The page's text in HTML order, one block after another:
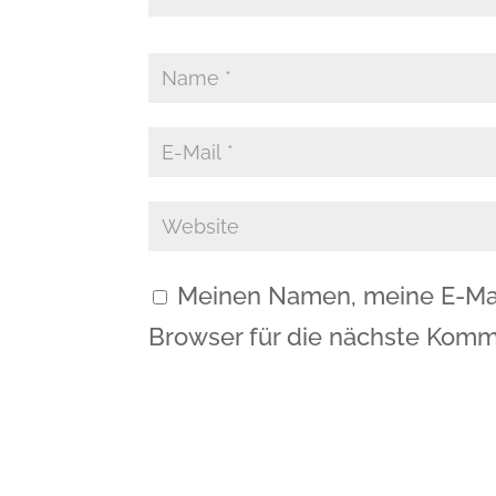
Meinen Namen, meine E-
Browser für die nächste